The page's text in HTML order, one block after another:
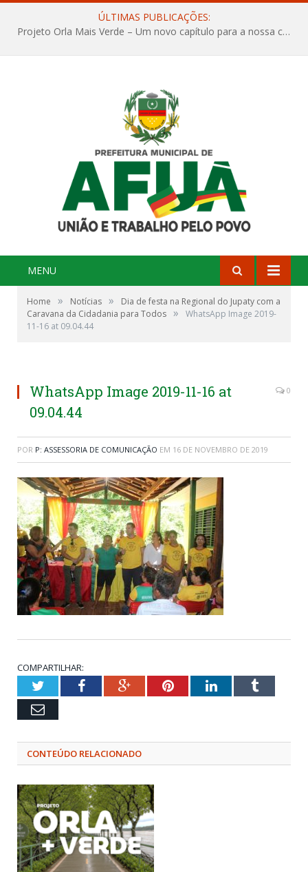
ÚLTIMAS PUBLICAÇÕES:
Projeto Orla Mais Verde – Um novo capítulo para a nossa cidade
MENU
Home » Notícias »
Dia de festa na Regional do Jupaty com a
Caravana da Cidadania para Todos »
WhatsApp Image 2019-
11-16 at 09.04.44
WhatsApp Image 2019-11-16 at
09.04.44
0
POR P: ASSESSORIA DE COMUNICAÇÃO EM 16 DE NOVEMBRO DE 2019
COMPARTILHAR:
TwitterFacebookGoogle+PinterestLinkedInTumblr
Email
CONTEÚDO RELACIONADO